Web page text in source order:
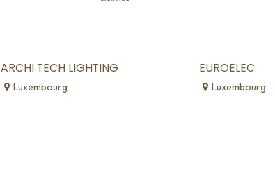
ARCHI TECH LIGHTING
Luxembourg
EUROELEC
Luxembourg